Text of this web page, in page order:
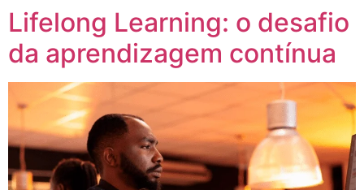
Lifelong Learning: o desafio
da aprendizagem contínua